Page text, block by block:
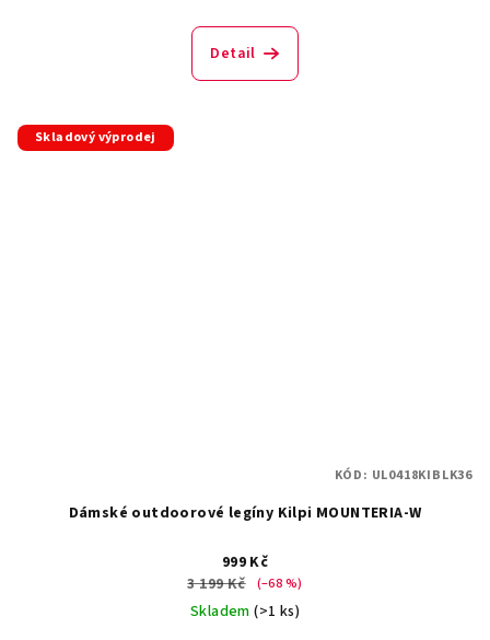
Detail
Skladový výprodej
Dámské outdoorové legíny Kilpi MOUNTERIA-W
999 Kč
3 199 Kč
(–68 %)
Skladem(>1 ks)
KÓD: UL0418KIBLK36